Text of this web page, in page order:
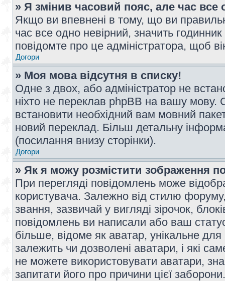
» Я змінив часовий пояс, але час все
Якщо ви впевнені в тому, що ви
час все одно невірний, значить
повідомте про це адміністратора, щоб
Догори
» Моя мова відсутня в списку!
Одне з двох, або адміністратор не
ніхто не переклав phpBB на вашу мову.
встановити необхідний вам мовний
новий переклад. Більш детальну
(посилання внизу сторінки).
Догори
» Як я можу розмістити зображення
При перегляді повідомлень може
користувача. Залежно від стилю
звання, зазвичай у вигляді зірочок,
повідомлень ви написали або ваш
більше, відоме як аватар, унікальне
залежить чи дозволені аватари, і які
не можете використовувати аватари,
запитати його про причини цієї заборони.